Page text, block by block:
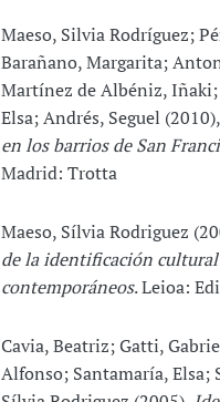
Maeso, Silvia Rodríguez;
Barañano, Margarita;
Martínez de Albéniz, Iñaki;
Elsa; Andrés, Seguel (2010),
en los barrios de San
Madrid: Trotta
Maeso, Sílvia Rodriguez
de la identificación cultural
contemporáneos. Leioa:
Cavia, Beatriz; Gatti,
Alfonso; Santamaría, Elsa;